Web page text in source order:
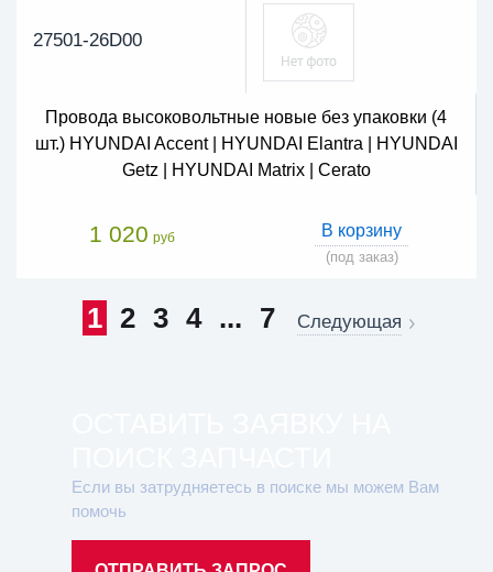
27501-26D00
Провода высоковольтные новые без упаковки (4
шт.) HYUNDAI Accent | HYUNDAI Elantra | HYUNDAI
Getz | HYUNDAI Matrix | Cerato
1 020 руб В корзину
(под заказ)
1 2 3 4 ... 7 Следующая
Если вы затрудняетесь в поиске мы можем Вам
помочь